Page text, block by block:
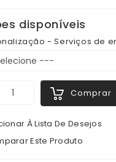
disponíveis
- Serviços de
Comprar
À Lista De Desejos
Este Produto